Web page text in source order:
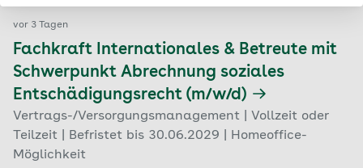
vor 3 Tagen
Fachkraft Internationales & Betreute mit
Schwerpunkt Abrechnung soziales
Entschädigungsrecht (m/w/d)
Vertrags-/Versorgungsmanagement | Vollzeit oder
Teilzeit | Befristet bis 30.06.2029 | Homeoffice-
Möglichkeit